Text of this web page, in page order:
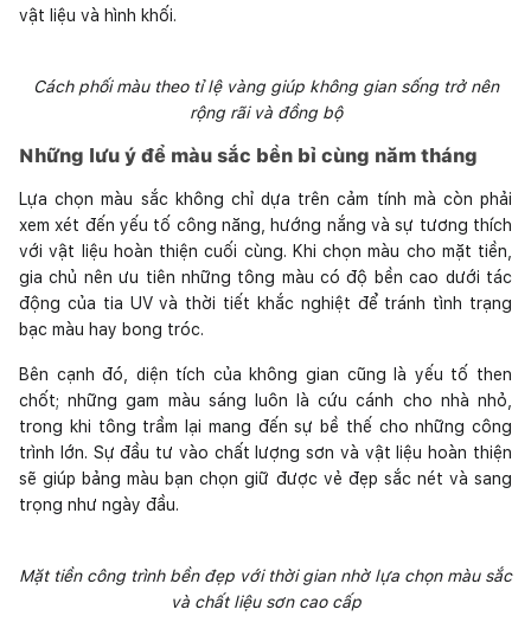
vật liệu và hình khối.
Cách phối màu theo tỉ lệ vàng giúp không gian sống trở nên
rộng rãi và đồng bộ
Những lưu ý để màu sắc bền bỉ cùng năm tháng
Lựa chọn màu sắc không chỉ dựa trên cảm tính mà còn phải
xem xét đến yếu tố công năng, hướng nắng và sự tương thích
với vật liệu hoàn thiện cuối cùng. Khi chọn màu cho mặt tiền,
gia chủ nên ưu tiên những tông màu có độ bền cao dưới tác
động của tia UV và thời tiết khắc nghiệt để tránh tình trạng
bạc màu hay bong tróc.
Bên cạnh đó, diện tích của không gian cũng là yếu tố then
chốt; những gam màu sáng luôn là cứu cánh cho nhà nhỏ,
trong khi tông trầm lại mang đến sự bề thế cho những công
trình lớn. Sự đầu tư vào chất lượng sơn và vật liệu hoàn thiện
sẽ giúp bảng màu bạn chọn giữ được vẻ đẹp sắc nét và sang
trọng như ngày đầu.
Mặt tiền công trình bền đẹp với thời gian nhờ lựa chọn màu sắc
và chất liệu sơn cao cấp